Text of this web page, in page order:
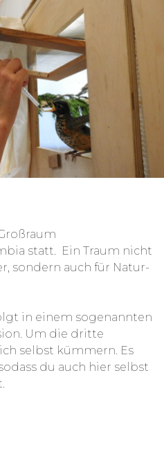
liegt der Fokus auf
von Tieren wie
Der
hier höher als bei der
hauptamtlichen
z.B. beim
den Tieren, beim
der Gehege.
beim Adoptionsablauf
Besitzer vom ersten
statt. Ein Traum nicht
sondern auch für Natur-
in einem sogenannten
Um die dritte
selbst kümmern. Es
du auch hier selbst